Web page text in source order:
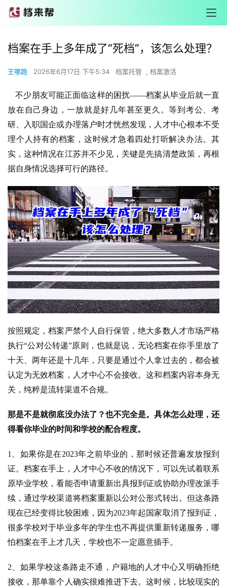
档案在手上多年成了“死档”，该怎么处理？
王哪跑 2026年6月17日 下午5:34 档案托管 , 档案激活
不少朋友可能正面临这样的困扰——档案从毕业后就一直
放在自己身边，一放就是好几年甚至更久。等到考公、考
研、入职国企或办理落户时才恍然发现，人才中心根本不受
理个人持有的档案，这时候才急着四处打听解决办法。其
实，这种情况在江苏并不少见，关键是先搞清楚政策，再根
据自身情况选择可行的路径。
按照规定，档案严禁个人自行保管，绝大多数人才市场严格
执行“公对公转递”原则，也就是说，无论档案在你手里放了
十天、两年还是十几年，只要是通过个人拿过去的，都会被
认定为无效档案，人才中心不会接收。这和档案内容本身无
关，纯粹是流转渠道不合规。
那是不是就彻底没办法了？也不完全是。具体怎么处理，还
得看你毕业的时间和学校的配合程度。
1、如果你是在2023年之前毕业的，那时候还普遍发放报到
证。档案在手上，人才中心不收的情况下，可以先试着联系
原毕业学校，看能否申请重新出具报到证或协助办理改派手
续，通过学校渠道将档案重新以公对公形式转出。但这条路
现在已经变得比较困难，因为2023年起国家取消了报到证，
很多学校对于毕业多年的学生也不再提供重新转递服务，哪
怕档案在手上才几天，学校也不一定愿意插手。
2、如果学校这条路走不通，户籍地的人才中心又明确拒绝
接收，那单靠个人确实很难推进下去。这时候，比较现实的